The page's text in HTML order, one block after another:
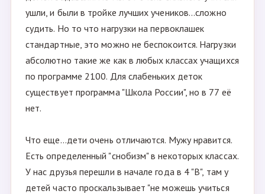
ушли, и были в тройке лучших учеников...сложно
судить. Но то что нагрузки на первоклашек
стандартные, это можно не беспокоится. Нагрузки
абсолютно такие же как в любых классах учащихся
по программе 2100. Для слабеньких деток
существует программа "Школа России", но в 77 её
нет.
Что еще...дети очень отличаются. Мужу нравится.
Есть определенный "снобизм" в некоторых классах.
У нас друзья перешли в начале года в 4 "В", там у
детей часто проскальзывает "не можешь учиться